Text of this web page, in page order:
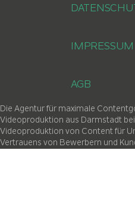
IMPRESSUM
AGB
Die Agentur für maximale
Videoproduktion aus Darmstadt
Videoproduktion von Content für
Vertrauens von Bewerbern und